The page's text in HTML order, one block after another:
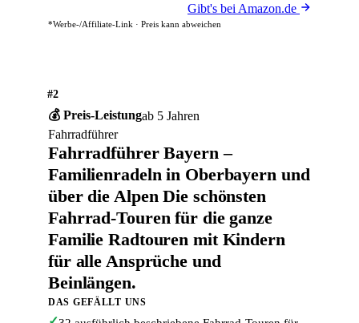
Gibt's bei Amazon.de
*Werbe-/Affiliate-Link · Preis kann abweichen
#2
💰 Preis-Leistungab 5 Jahren
Fahrradführer
Fahrradführer Bayern –
Familienradeln in Oberbayern und
über die Alpen Die schönsten
Fahrrad-Touren für die ganze
Familie Radtouren mit Kindern
für alle Ansprüche und
Beinlängen.
DAS GEFÄLLT UNS